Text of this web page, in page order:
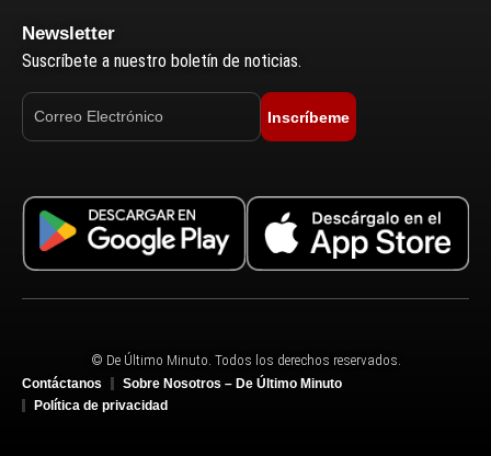
Newsletter
Suscríbete a nuestro boletín de noticias.
Inscríbeme
© De Último Minuto. Todos los derechos reservados.
Contáctanos
Sobre Nosotros – De Último Minuto
Política de privacidad